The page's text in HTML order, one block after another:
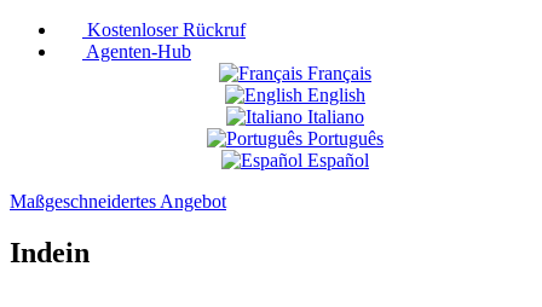
Kostenloser Rückruf
Agenten-Hub
Français
English
Italiano
Português
Español
Maßgeschneidertes Angebot
Indein